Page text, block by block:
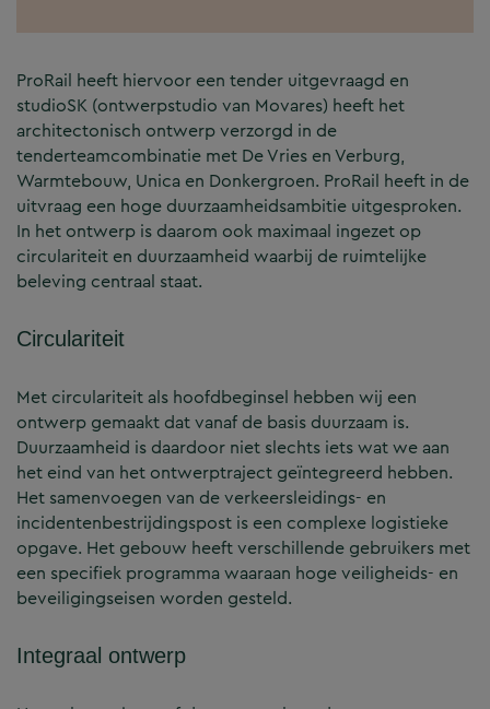
ProRail heeft hiervoor een tender uitgevraagd en
studioSK (ontwerpstudio van Movares) heeft het
architectonisch ontwerp verzorgd in de
tenderteamcombinatie met De Vries en Verburg,
Warmtebouw, Unica en Donkergroen. ProRail heeft in de
uitvraag een hoge duurzaamheidsambitie uitgesproken.
In het ontwerp is daarom ook maximaal ingezet op
circulariteit en duurzaamheid waarbij de ruimtelijke
beleving centraal staat.
Circulariteit
Met circulariteit als hoofdbeginsel hebben wij een
ontwerp gemaakt dat vanaf de basis duurzaam is.
Duurzaamheid is daardoor niet slechts iets wat we aan
het eind van het ontwerptraject geïntegreerd hebben.
Het samenvoegen van de verkeersleidings- en
incidentenbestrijdingspost is een complexe logistieke
opgave. Het gebouw heeft verschillende gebruikers met
een specifiek programma waaraan hoge veiligheids- en
beveiligingseisen worden gesteld.
Integraal ontwerp